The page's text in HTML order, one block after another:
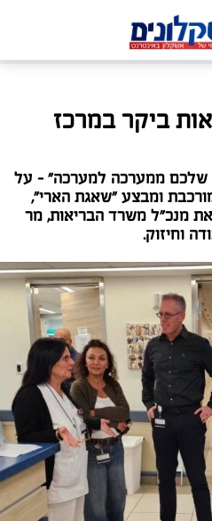
ביקר במרכז
שלכם ממערכה למערכה" - על
ומבצע "שאגת הארי",
את מנכ"ל משרד הבריאות, מר
וחיזוק.